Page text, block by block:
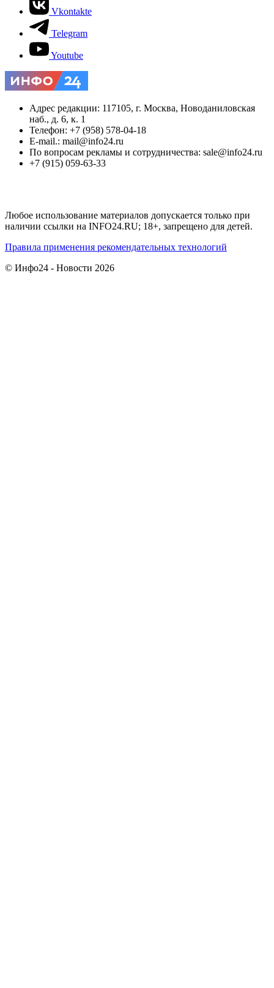
Vkontakte
Telegram
Youtube
Адрес редакции: 117105, г. Москва, Новоданиловская
наб., д. 6, к. 1
Телефон: +7 (958) 578-04-18
E-mail.: mail@info24.ru
По вопросам рекламы и сотрудничества: sale@info24.ru
+7 (915) 059-63-33
Любое использование материалов допускается только при
наличии ссылки на INFO24.RU; 18+, запрещено для детей.
Правила применения рекомендательных технологий
© Инфо24 - Новости 2026